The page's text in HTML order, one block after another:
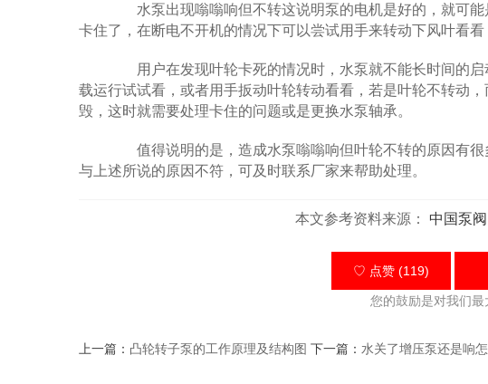
水泵出现嗡嗡响但不转这说明泵的电机是好的，就可能
卡住了，在断电不开机的情况下可以尝试用手来转动下风叶看
用户在发现叶轮卡死的情况时，水泵就不能长时间的启
载运行试试看，或者用手扳动叶轮转动看看，若是叶轮不转动
毁，这时就需要处理卡住的问题或是更换水泵轴承。
值得说明的是，造成水泵嗡嗡响但叶轮不转的原因有很
与上述所说的原因不符，可及时联系厂家来帮助处理。
本文参考资料来源： 中国泵阀
♡ 点赞 (119)
您的鼓励是对我们最
上一篇： 凸轮转子泵的工作原理及结构图 下一篇： 水关了增压泵还是响